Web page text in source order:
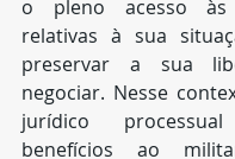
o pleno acesso às
relativas à sua
preservar a sua
negociar. Nesse
jurídico
benefícios ao